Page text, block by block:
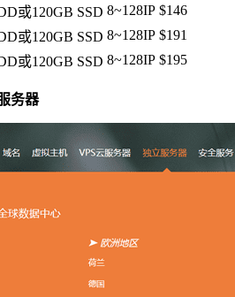
或120GB SSD 8~128IP $146
或120GB SSD 8~128IP $191
或120GB SSD 8~128IP $195
务器